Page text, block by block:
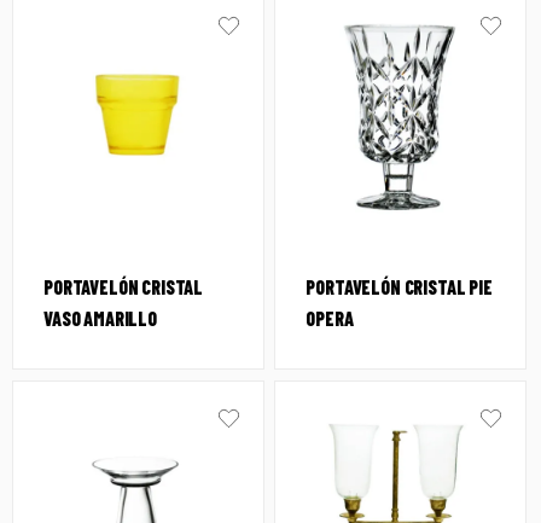
PORTAVELÓN CRISTAL
VASO AMARILLO
PORTAVELÓN CRISTAL PIE
OPERA